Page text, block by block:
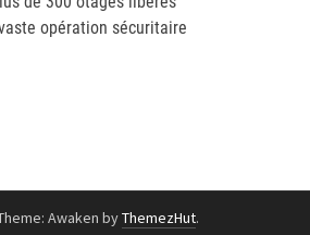
opération sécuritaire
Awaken byThemezHut.